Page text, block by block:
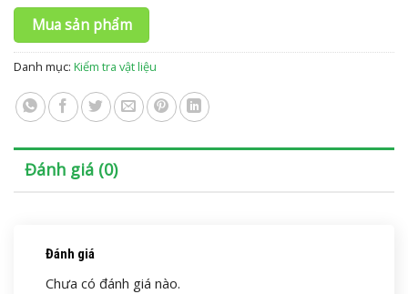
Mua sản phẩm
Danh mục: Kiểm tra vật liệu
Đánh giá (0)
Đánh giá
Chưa có đánh giá nào.